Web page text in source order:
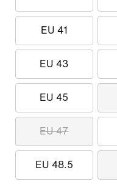
EU 41
EU 43
EU 45
EU 47
EU 48.5